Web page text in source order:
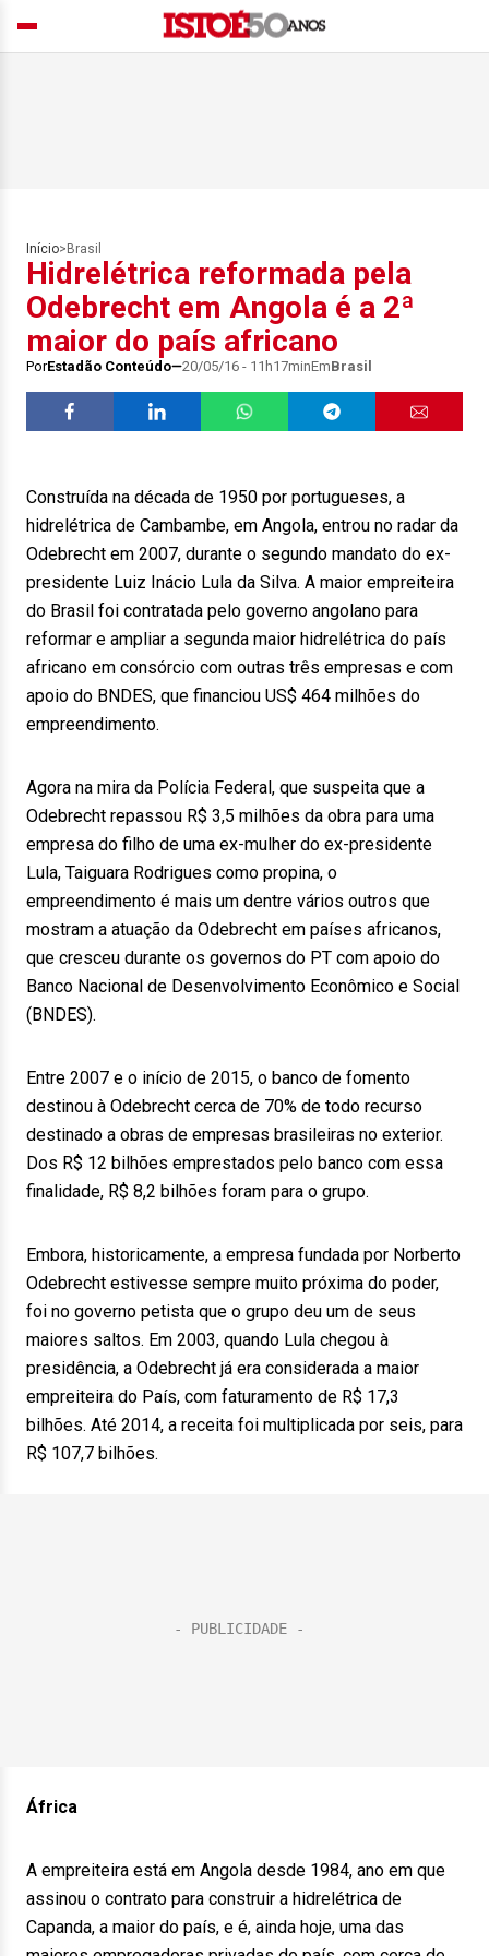
Início> Brasil
Hidrelétrica reformada pela
Odebrecht em Angola é a 2ª
maior do país africano
PorEstadão Conteúdo 20/05/16 - 11h17minEmBrasil
Construída na década de 1950 por portugueses, a
hidrelétrica de Cambambe, em Angola, entrou no radar da
Odebrecht em 2007, durante o segundo mandato do ex-
presidente Luiz Inácio Lula da Silva. A maior empreiteira
do Brasil foi contratada pelo governo angolano para
reformar e ampliar a segunda maior hidrelétrica do país
africano em consórcio com outras três empresas e com
apoio do BNDES, que financiou US$ 464 milhões do
empreendimento.
Agora na mira da Polícia Federal, que suspeita que a
Odebrecht repassou R$ 3,5 milhões da obra para uma
empresa do filho de uma ex-mulher do ex-presidente
Lula, Taiguara Rodrigues como propina, o
empreendimento é mais um dentre vários outros que
mostram a atuação da Odebrecht em países africanos,
que cresceu durante os governos do PT com apoio do
Banco Nacional de Desenvolvimento Econômico e Social
(BNDES).
Entre 2007 e o início de 2015, o banco de fomento
destinou à Odebrecht cerca de 70% de todo recurso
destinado a obras de empresas brasileiras no exterior.
Dos R$ 12 bilhões emprestados pelo banco com essa
finalidade, R$ 8,2 bilhões foram para o grupo.
Embora, historicamente, a empresa fundada por Norberto
Odebrecht estivesse sempre muito próxima do poder,
foi no governo petista que o grupo deu um de seus
maiores saltos. Em 2003, quando Lula chegou à
presidência, a Odebrecht já era considerada a maior
empreiteira do País, com faturamento de R$ 17,3
bilhões. Até 2014, a receita foi multiplicada por seis, para
R$ 107,7 bilhões.
África
A empreiteira está em Angola desde 1984, ano em que
assinou o contrato para construir a hidrelétrica de
Capanda, a maior do país, e é, ainda hoje, uma das